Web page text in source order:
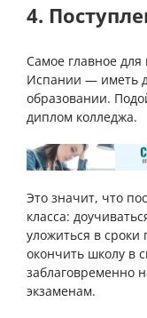
4.
Самое главное для
Испании — иметь
образовании.
диплом колледжа.
Это значит, что
класса:
уложиться в сроки
окончить школу в
заблаговременно
экзаменам.